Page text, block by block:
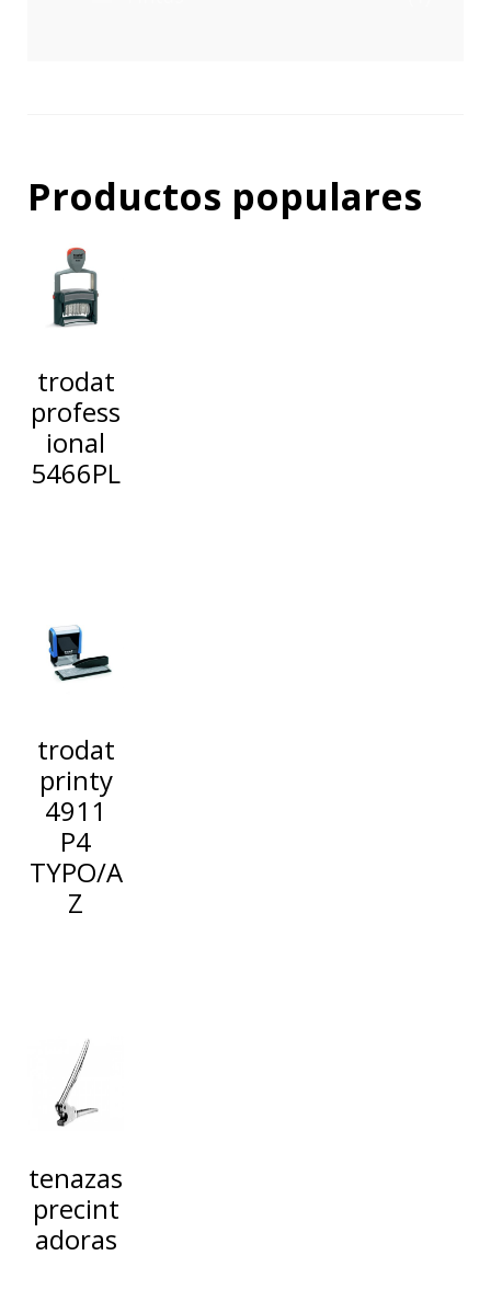
Productos populares
trodat
profess
ional
5466PL
trodat
printy
4911
P4
TYPO/A
Z
tenazas
precint
adoras